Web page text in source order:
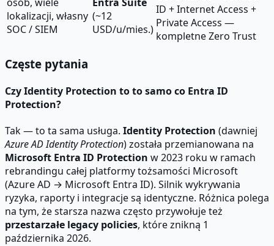
lokalizacji, własny
SOC / SIEM
(~12
USD/u/mies.)
ID + Internet Access +
Private Access —
kompletne Zero Trust
Częste pytania
Czy Identity Protection to to samo co Entra ID
Protection?
Tak — to ta sama usługa. Identity Protection (dawniej
Azure AD Identity Protection) została przemianowana na
Microsoft Entra ID Protection w 2023 roku w ramach
rebrandingu całej platformy tożsamości Microsoft
(Azure AD → Microsoft Entra ID). Silnik wykrywania
ryzyka, raporty i integracje są identyczne. Różnica polega
na tym, że starsza nazwa często przywołuje też
przestarzałe legacy policies, które znikną 1
października 2026.